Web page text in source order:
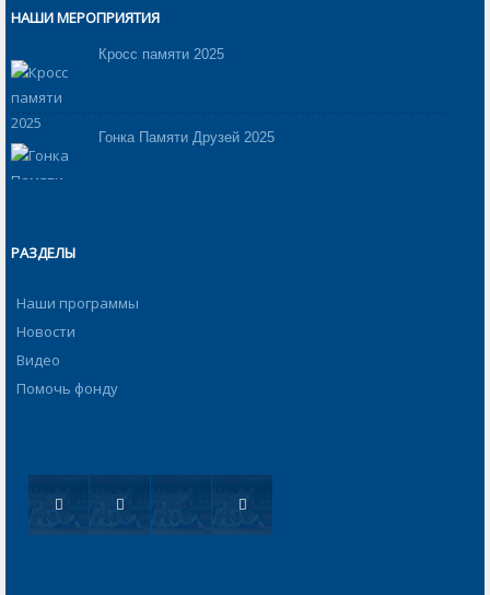
НАШИ МЕРОПРИЯТИЯ
Кросс памяти 2025
Гонка Памяти Друзей 2025
РАЗДЕЛЫ
Наши программы
Новости
Видео
Помочь фонду